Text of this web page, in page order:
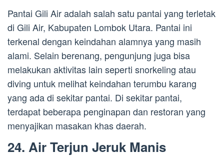
Pantai Gili Air adalah salah satu pantai yang terletak
di Gili Air, Kabupaten Lombok Utara. Pantai ini
terkenal dengan keindahan alamnya yang masih
alami. Selain berenang, pengunjung juga bisa
melakukan aktivitas lain seperti snorkeling atau
diving untuk melihat keindahan terumbu karang
yang ada di sekitar pantai. Di sekitar pantai,
terdapat beberapa penginapan dan restoran yang
menyajikan masakan khas daerah.
24. Air Terjun Jeruk Manis